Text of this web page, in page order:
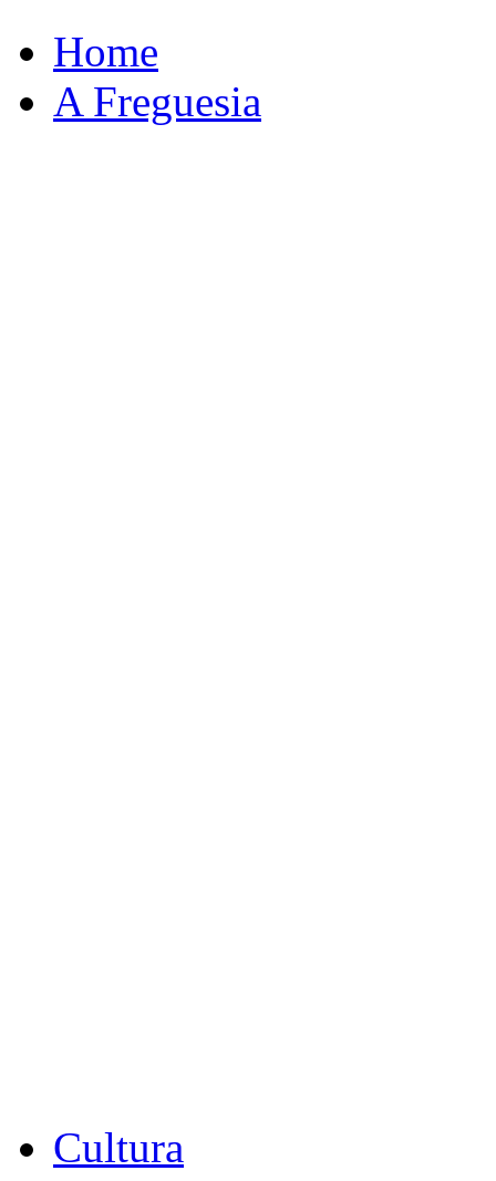
Home
A Freguesia
Cultura